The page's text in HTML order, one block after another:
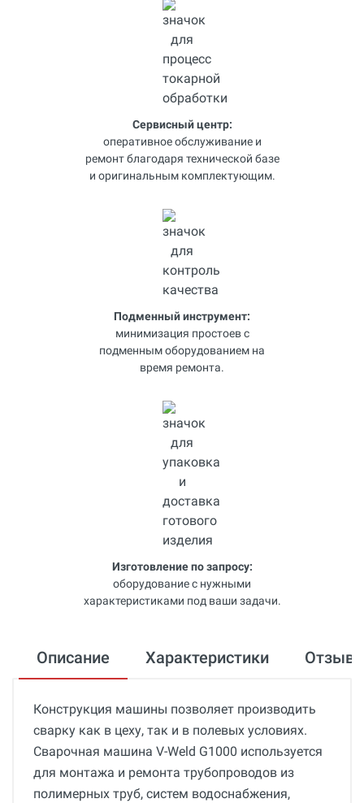
Сервисный центр:
оперативное обслуживание и
ремонт благодаря технической базе
и оригинальным комплектующим.
Подменный инструмент:
минимизация простоев с
подменным оборудованием на
время ремонта.
Изготовление по запросу:
оборудование с нужными
характеристиками под ваши задачи.
Описание Характеристики
Конструкция машины позволяет производить
сварку как в цеху, так и в полевых условиях.
Сварочная машина V-Weld G1000 используется
для монтажа и ремонта трубопроводов из
полимерных труб, систем водоснабжения,